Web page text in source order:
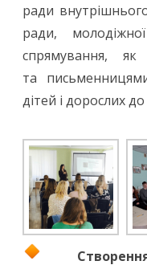
ради
ради,
спрямування, як
та
дітей і дорослих до
Створення